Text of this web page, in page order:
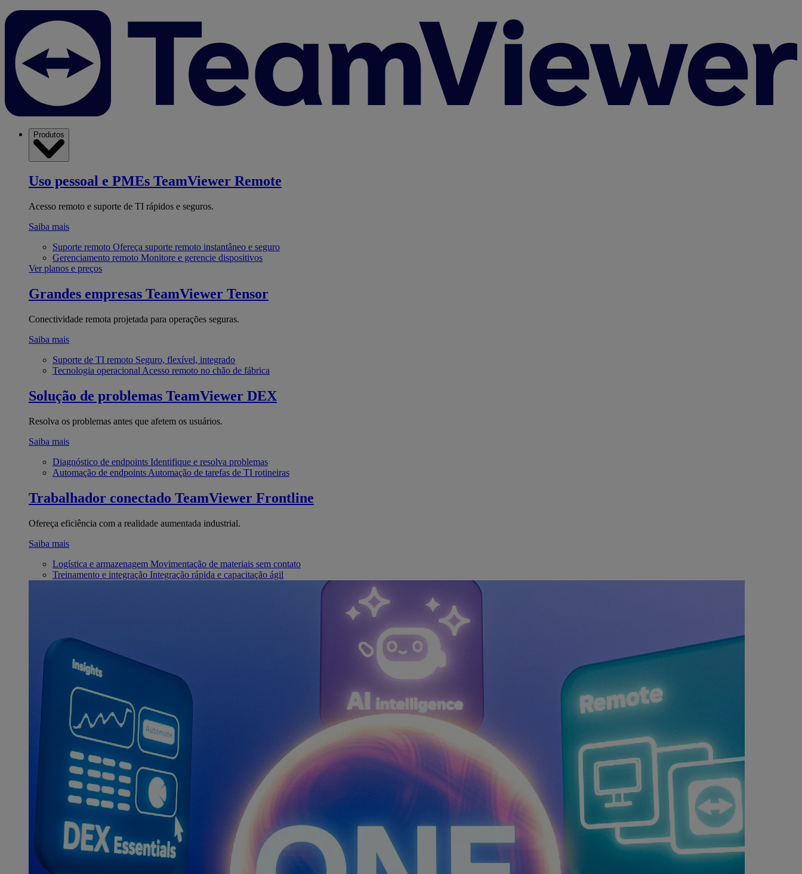
Produtos
Uso pessoal e PMEs TeamViewer Remote
Acesso remoto e suporte de TI rápidos e seguros.
Saiba mais
Suporte remoto Ofereça suporte remoto instantâneo e seguro
Gerenciamento remoto Monitore e gerencie dispositivos
Ver planos e preços
Grandes empresas TeamViewer Tensor
Conectividade remota projetada para operações seguras.
Saiba mais
Suporte de TI remoto Seguro, flexível, integrado
Tecnologia operacional Acesso remoto no chão de fábrica
Solução de problemas TeamViewer DEX
Resolva os problemas antes que afetem os usuários.
Saiba mais
Diagnóstico de endpoints Identifique e resolva problemas
Automação de endpoints Automação de tarefas de TI rotineiras
Trabalhador conectado TeamViewer Frontline
Ofereça eficiência com a realidade aumentada industrial.
Saiba mais
Logística e armazenagem Movimentação de materiais sem contato
Treinamento e integração Integração rápida e capacitação ágil